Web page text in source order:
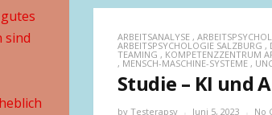
sind
ARBEITSANALYSE ,
ARBEITSPSYCHOLOGIE SALZBURG ,
TEAMING , KOMPETENZZENTRUM
, MENSCH-MASCHINE-SYSTEME ,
Studie – KI und
by Testerapsy Juni 5, 2023 No